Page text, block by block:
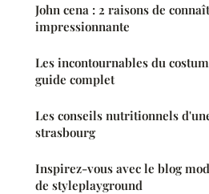
John cena : 2 raisons de
impressionnante
Les incontournables du
guide complet
Les conseils nutritionnels
strasbourg
Inspirez-vous avec le blog
de styleplayground